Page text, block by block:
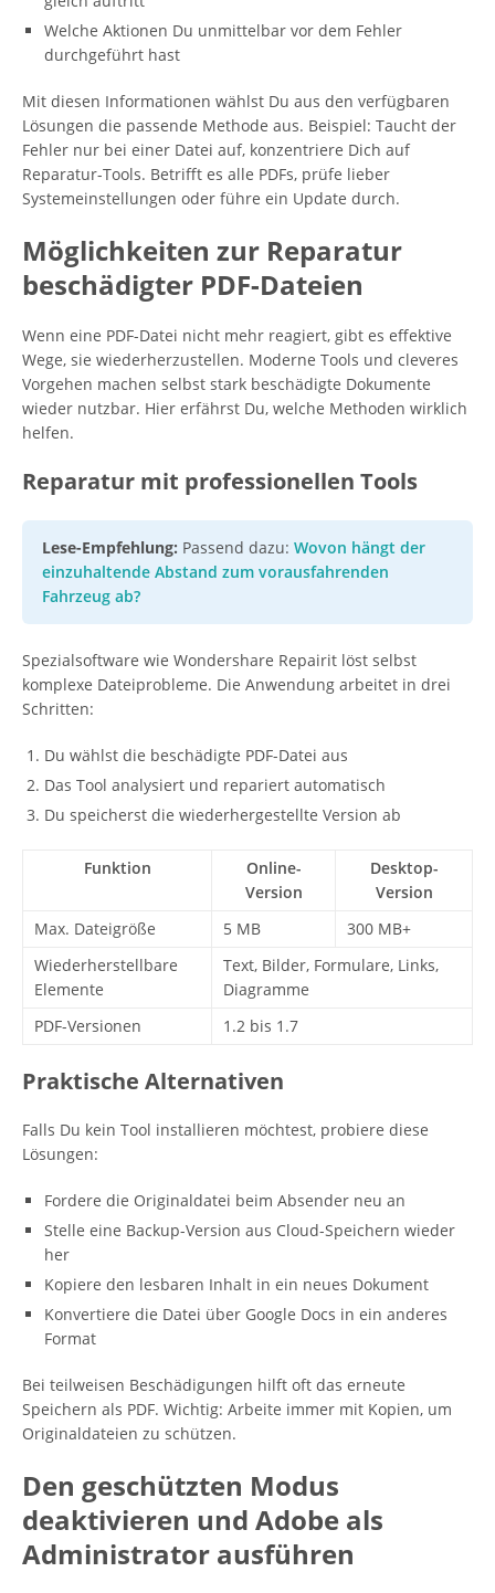
Welche Aktionen Du unmittelbar vor dem Fehler
durchgeführt hast
Mit diesen Informationen wählst Du aus den verfügbaren
Lösungen die passende Methode aus. Beispiel: Taucht der
Fehler nur bei einer Datei auf, konzentriere Dich auf
Reparatur-Tools. Betrifft es alle PDFs, prüfe lieber
Systemeinstellungen oder führe ein Update durch.
Möglichkeiten zur Reparatur
beschädigter PDF-Dateien
Wenn eine PDF-Datei nicht mehr reagiert, gibt es effektive
Wege, sie wiederherzustellen. Moderne Tools und cleveres
Vorgehen machen selbst stark beschädigte Dokumente
wieder nutzbar. Hier erfährst Du, welche Methoden wirklich
helfen.
Reparatur mit professionellen Tools
Lese-Empfehlung: Passend dazu: Wovon hängt der
einzuhaltende Abstand zum vorausfahrenden
Fahrzeug ab?
Spezialsoftware wie Wondershare Repairit löst selbst
komplexe Dateiprobleme. Die Anwendung arbeitet in drei
Schritten:
Du wählst die beschädigte PDF-Datei aus
Das Tool analysiert und repariert automatisch
Du speicherst die wiederhergestellte Version ab
Funktion
Online-
Version
Desktop-
Version
Max. Dateigröße
5 MB
300 MB+
Wiederherstellbare
Elemente
Text, Bilder, Formulare, Links,
Diagramme
PDF-Versionen
1.2 bis 1.7
Praktische Alternativen
Falls Du kein Tool installieren möchtest, probiere diese
Lösungen:
Fordere die Originaldatei beim Absender neu an
Stelle eine Backup-Version aus Cloud-Speichern wieder
her
Kopiere den lesbaren Inhalt in ein neues Dokument
Konvertiere die Datei über Google Docs in ein anderes
Format
Bei teilweisen Beschädigungen hilft oft das erneute
Speichern als PDF. Wichtig: Arbeite immer mit Kopien, um
Originaldateien zu schützen.
Den geschützten Modus
deaktivieren und Adobe als
Administrator ausführen